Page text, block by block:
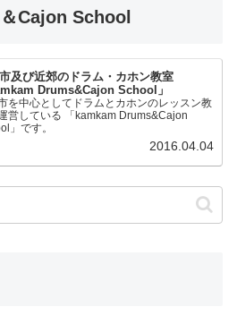
Cajon School
及び近郊のドラム・カホン教室
Drums&Cajon School」
を中心としてドラムとカホンのレッスン教
営している 「kamkam Drums&Cajon
」です。
2016.04.04